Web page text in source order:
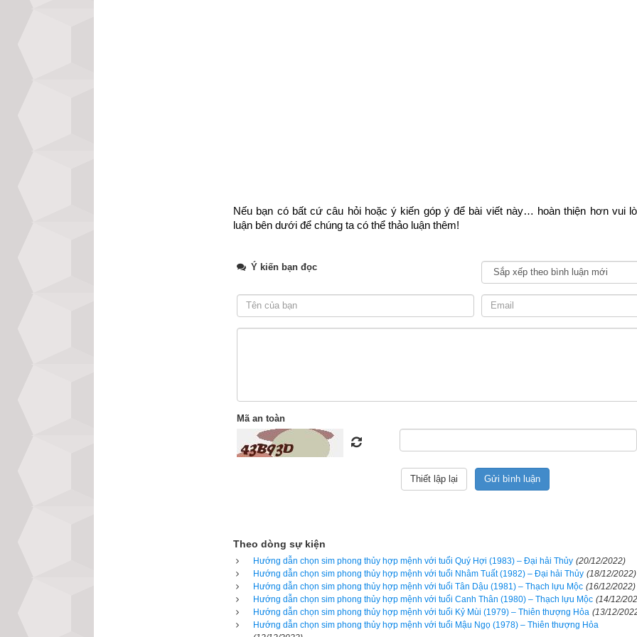
Ngày sinh(DL)
Giờ sinh
Tại sao sim phong thủy lại có tác dụng bởi mỗi khi có cuộc gọi đến là một lần sóng
các mạch vi xử lý trong sim và điện thoại di động của bạn, từ đó kích hoạt năng
và cả dãy số, mỗi con số lại mang năng lượng và có tính ngũ hành riêng sẽ có tác
sim phong thủy theo phong trào bởi nếu vận mệnh của bạn tốt thì sim phong thủy có
hưởng gì nhiều đến bạn, nhưng nếu vận mệnh đã rất xấu rồi, nhiều khi chỉ thêm 1
có khi là toi mạng. Cổ nhân đã nói “Đại phú do Thiên, tiểu phú do Cần” tạm dịch là
tiền nhiều là do có phước được trời giúp, còn người giàu có nhỏ là do cần kiệm, siêng
tiết kiệm mà giàu. Vì vậy tôi luôn tự nhủ rằng vận mệnh của mình không phải là phú
Nếu bạn có bất cứ câu hỏi hoặc ý kiến góp ý để bài viết này… hoàn thiện hơn vui
luận bên dưới để chúng ta có thể thảo luận thêm!
Ý kiến bạn đọc
Mã an toàn
Theo dòng sự kiện
Hướng dẫn chọn sim phong thủy hợp mệnh với tuổi Quý Hợi (1983) – Đại hải Thủy (20/12/2022)
Hướng dẫn chọn sim phong thủy hợp mệnh với tuổi Nhâm Tuất (1982) – Đại hải Thủy (18/12/2022)
Hướng dẫn chọn sim phong thủy hợp mệnh với tuổi Tân Dậu (1981) – Thạch lựu Mộc (16/12/2022)
Hướng dẫn chọn sim phong thủy hợp mệnh với tuổi Canh Thân (1980) – Thạch lựu Mộc (14/12/
Hướng dẫn chọn sim phong thủy hợp mệnh với tuổi Kỷ Mùi (1979) – Thiên thượng Hỏa (13/12/
Hướng dẫn chọn sim phong thủy hợp mệnh với tuổi Mậu Ngọ (1978) – Thiên thượng Hỏa